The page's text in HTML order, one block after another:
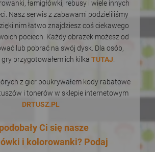
łamigłówki, rebusy i wiele innych
Nasz serwis z zabawami podzieliliśmy
nim łatwo znajdziesz coś ciekawego
pociech. Każdy obrazek możesz od
lub pobrać na swój dysk. Dla osób,
przygotowałem ich kilka TUTAJ
z gier poukrywałem kody rabatowe
i tonerów w sklepie internetowym
DRTUSZ.PL
Ci się nasze
i kolorowanki? Podaj